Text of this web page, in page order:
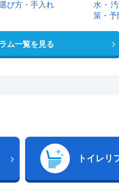
び方・手入れ
水・
策・予
ム一覧を見る
トイレリ